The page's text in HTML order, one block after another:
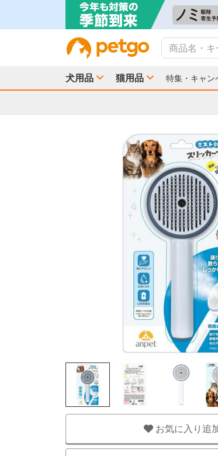
犬用品 猫用品 特集・キャン
お気に入り追